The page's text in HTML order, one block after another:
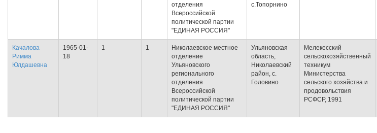
отделения
Всероссийской
политической партии
"ЕДИНАЯ РОССИЯ"
с.Топорнино
Качалова
Римма
Юлдашевна
1965-01-
18
1 1
Николаевское местное
отделение
Ульяновского
регионального
отделения
Всероссийской
политической партии
"ЕДИНАЯ РОССИЯ"
Ульяновская
область,
Николаевский
район, с.
Головино
Мелекесский
сельскохозяйственный
техникум
Министерства
сельского хозяйства и
продовольствия
РСФСР, 1991